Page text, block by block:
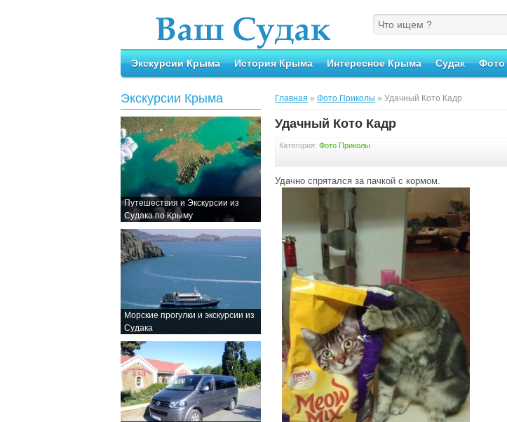
Экскурсии Крыма История Крыма Интересное Крыма Судак Фото
Экскурсии Крыма
Путешествия и Экскурсии из
Судака по Крыму
Морские прогулки и экскурсии из
Судака
Главная » Фото Приколы » Удачный Кото Кадр
Удачный Кото Кадр
Категория: Фото Приколы
Удачно спрятался за пачкой с кормом.